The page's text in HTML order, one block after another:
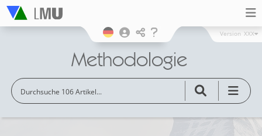
Version XXX
Methodologie